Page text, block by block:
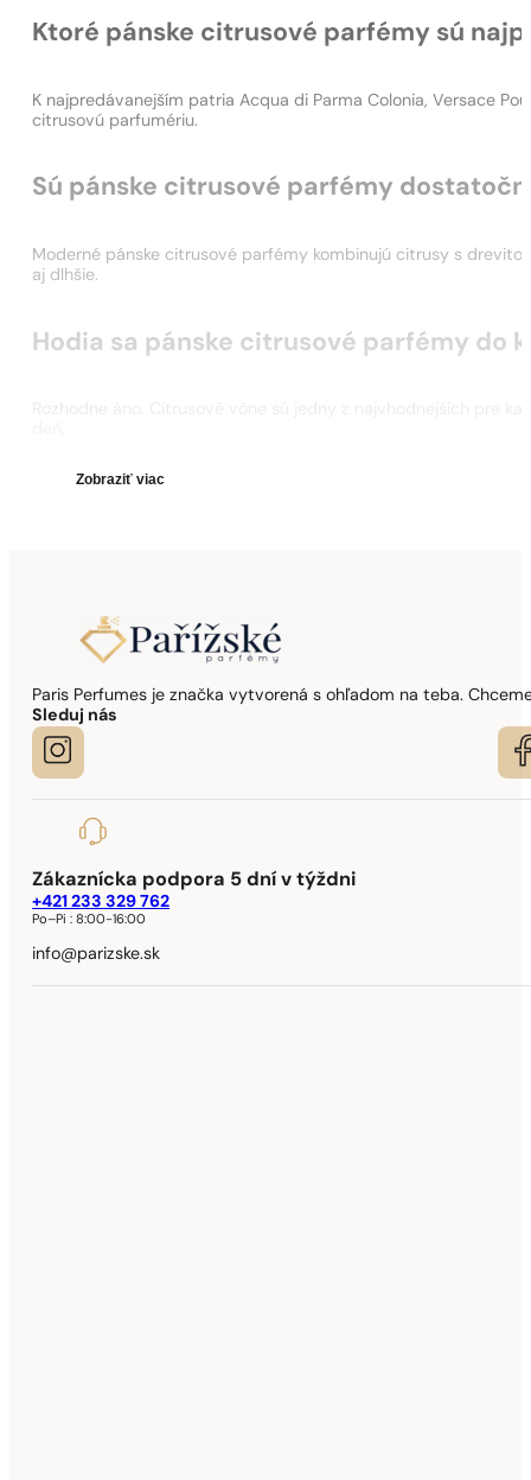
Ktoré pánske citrusové parfémy sú
K najpredávanejším patria Acqua di Parma Colonia, Versace
citrusovú parfumériu.
Sú pánske citrusové parfémy
Moderné pánske citrusové parfémy kombinujú citrusy s
aj dlhšie.
Hodia sa pánske citrusové parfémy do
Zobraziť viac
Paris Perfumes je značka vytvorená s ohľadom na teba.
Sleduj nás
Zákaznícka podpora 5 dní v týždni
+421 233 329 762
Po–Pi :8:00-16:00
info@parizske.sk